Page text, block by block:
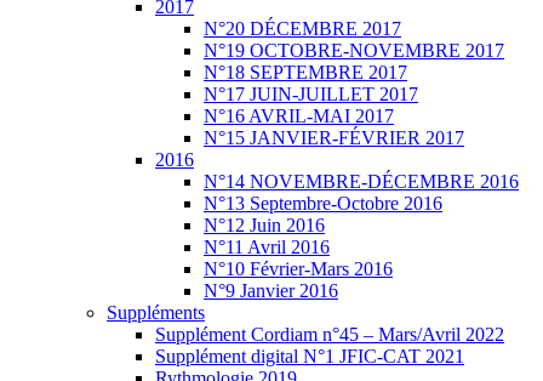
2017
N°20 DÉCEMBRE 2017
N°19 OCTOBRE-NOVEMBRE 2017
N°18 SEPTEMBRE 2017
N°17 JUIN-JUILLET 2017
N°16 AVRIL-MAI 2017
N°15 JANVIER-FÉVRIER 2017
2016
N°14 NOVEMBRE-DÉCEMBRE 2016
N°13 Septembre-Octobre 2016
N°12 Juin 2016
N°11 Avril 2016
N°10 Février-Mars 2016
N°9 Janvier 2016
Suppléments
Supplément Cordiam n°45 – Mars/Avril 2022
Supplément digital N°1 JFIC-CAT 2021